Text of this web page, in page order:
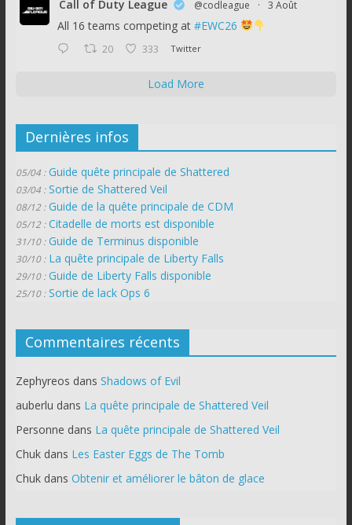
Call of Duty League @codleague · 3 Août
All 16 teams competing at #EWC26
20 333 Twitter
Load More
Dernières infos
05/04 : Guide quête principale de Shattered
03/04 : Sortie de Shattered Veil
08/12 : Guide de la quête principale de CDM
05/12 : Citadelle de morts est disponible
31/10 : Guide de Terminus disponible
30/10 : La quête principale de Liberty Falls
29/10 : Guide de Liberty Falls disponible
25/10 : Sortie de lack Ops 6
Commentaires récents
Zephyreos dans Shadows of Evil
auberlu dans La quête principale de Shattered Veil
Personne dans La quête principale de Shattered Veil
Chukdans Les Easter Eggs de The Tomb
Chukdans Obtenir et améliorer le bâton de glace